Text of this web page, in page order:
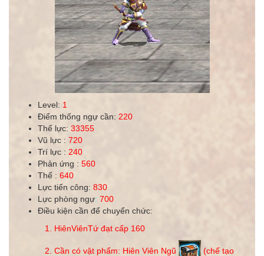
Level: 1
Điểm thống ngự cần: 220
Thể lực:33355
Vũ lực :720
Trí lực : 240
Phản ứng : 560
Thể :640
Lực tiến công:830
Lực phòng ngự:700
Điều kiện cần để chuyển chức:
1. HiênViênTứ đạt cấp 160
2. Cần có vật phẩm: Hiên Viên Ngũ
(chế tạo